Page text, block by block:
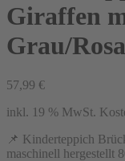
Giraffen
Grau/
57,99 €
inkl. 19 % MwSt.
📌 Kinderteppich
maschinell hergestellt